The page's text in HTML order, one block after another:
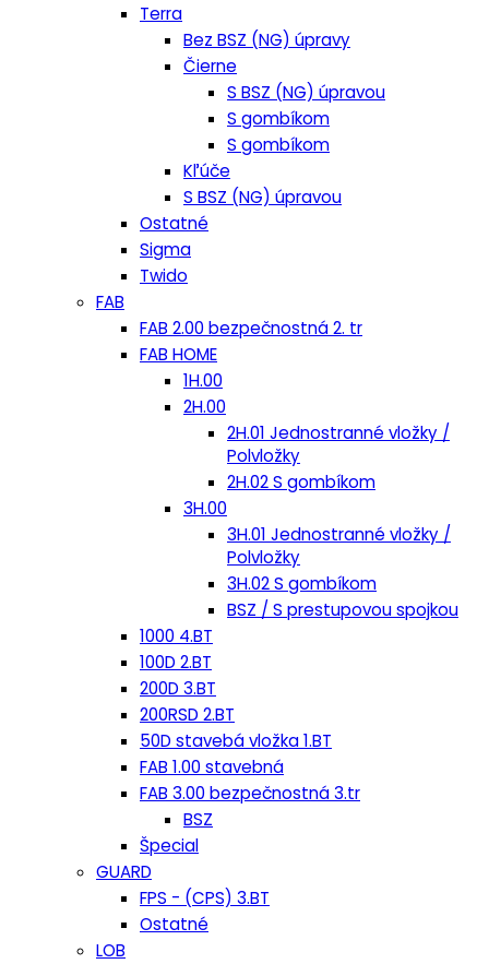
Terra
Bez BSZ (NG) úpravy
Čierne
S BSZ (NG) úpravou
S gombíkom
S gombíkom
Kľúče
S BSZ (NG) úpravou
Ostatné
Sigma
Twido
FAB
FAB 2.00 bezpečnostná 2. tr
FAB HOME
1H.00
2H.00
2H.01 Jednostranné vložky /
Polvložky
2H.02 S gombíkom
3H.00
3H.01 Jednostranné vložky /
Polvložky
3H.02 S gombíkom
BSZ / S prestupovou spojkou
1000 4.BT
100D 2.BT
200D 3.BT
200RSD 2.BT
50D stavebá vložka 1.BT
FAB 1.00 stavebná
FAB 3.00 bezpečnostná 3.tr
BSZ
Špecial
GUARD
FPS - (CPS) 3.BT
Ostatné
LOB